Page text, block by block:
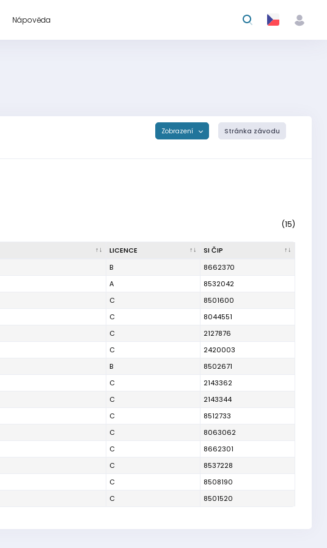
Nápověda
Zobrazení Stránka závodu
(15)
LICENCE
SI ČIP
B
8662370
A
8532042
C
8501600
C
8044551
C
2127876
C
2420003
B
8502671
C
2143362
C
2143344
C
8512733
C
8063062
C
8662301
C
8537228
C
8508190
C 8501520